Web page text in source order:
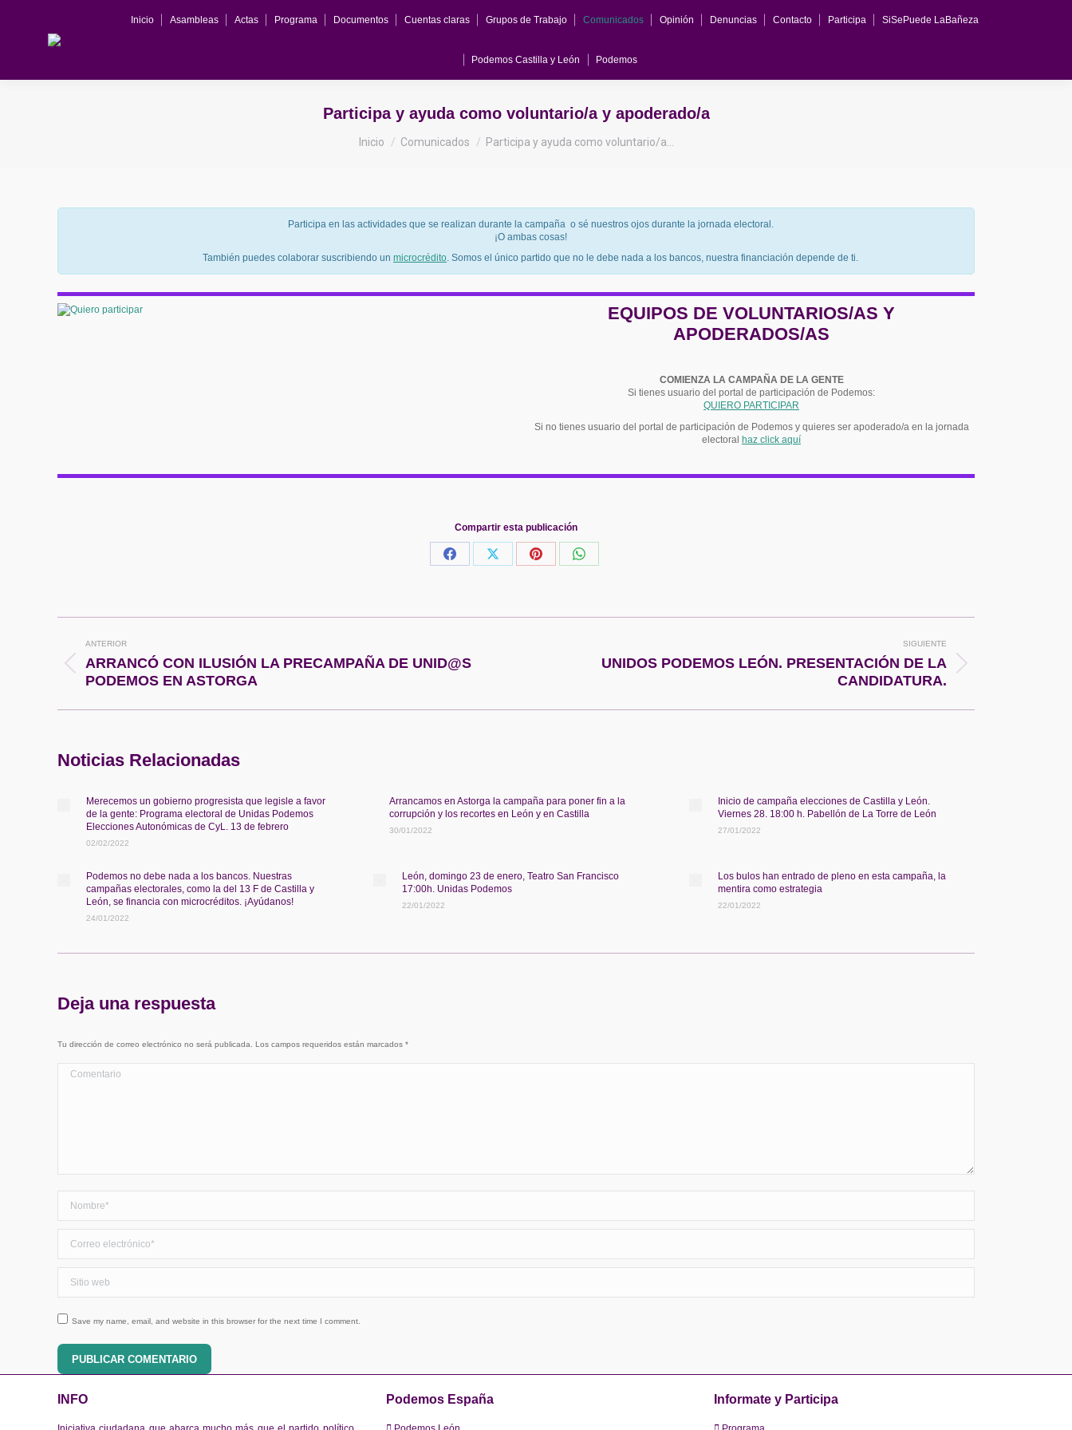
Inicio Asambleas Actas Programa Documentos Cuentas claras Grupos de Trabajo Comunicados Opinión Denuncias Contacto Participa SiSePuede LaBañeza
Podemos Castilla y León Podemos
Participa y ayuda como voluntario/a y apoderado/a
Inicio Comunicados Participa y ayuda como voluntario/a…
Participa en las actividades que se realizan durante la campaña o sé nuestros ojos durante la jornada electoral.
¡O ambas cosas!
También puedes colaborar suscribiendo un microcrédito. Somos el único partido que no le debe nada a los bancos, nuestra financiación depende de ti.
EQUIPOS DE VOLUNTARIOS/AS Y
APODERADOS/AS
COMIENZA LA CAMPAÑA DE LA GENTE
Si tienes usuario del portal de participación de Podemos:
QUIERO PARTICIPAR
Si no tienes usuario del portal de participación de Podemos y quieres ser apoderado/a en la jornada
electoral haz click aquí
Compartir esta publicación
Share
Share
Share
Share
entre
ANTERIOR
Publicación
anterior:
ARRANCÓ CON ILUSIÓN LA PRECAMPAÑA DE UNID@S
PODEMOS EN ASTORGA
SIGUIENTE
UNIDOS PODEMOS LEÓN. PRESENTACIÓN DE LA
CANDIDATURA.
Noticias Relacionadas
Merecemos un gobierno progresista que legisle a favor
de la gente: Programa electoral de Unidas Podemos
Elecciones Autonómicas de CyL. 13 de febrero
02/02/2022
Arrancamos en Astorga la campaña para poner fin a la
corrupción y los recortes en León y en Castilla
30/01/2022
Inicio de campaña elecciones de Castilla y León.
Viernes 28. 18:00 h. Pabellón de La Torre de León
27/01/2022
Podemos no debe nada a los bancos. Nuestras
campañas electorales, como la del 13 F de Castilla y
León, se financia con microcréditos. ¡Ayúdanos!
24/01/2022
León, domingo 23 de enero, Teatro San Francisco
17:00h. Unidas Podemos
22/01/2022
Los bulos han entrado de pleno en esta campaña, la
mentira como estrategia
22/01/2022
Deja una respuesta
Tu dirección de correo electrónico no será publicada. Los campos requeridos están marcados *
Comentario
Save my name, email, and website in this browser for the next time I comment.
PUBLICAR COMENTARIO
INFO Podemos España Informate y Participa
Inicio Asambleas Actas Programa Documentos Cuentas claras Grupos de Trabajo Comunicados Opinión Denuncias Contacto Participa
SiSePuede LaBañeza